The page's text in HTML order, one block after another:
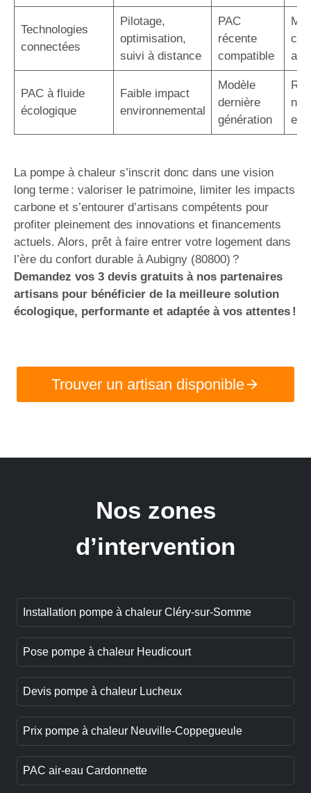
Technologies
connectées
Pilotage,
optimisation,
suivi à distance
PAC
récente
compatible
PAC à fluide
écologique
Faible impact
environnemental
Modèle
dernière
génération
La pompe à chaleur s’inscrit donc dans une vision
long terme : valoriser le patrimoine, limiter les impacts
carbone et s’entourer d’artisans compétents pour
profiter pleinement des innovations et financements
actuels. Alors, prêt à faire entrer votre logement dans
l’ère du confort durable à Aubigny (80800) ?
Demandez vos 3 devis gratuits à nos partenaires
artisans pour bénéficier de la meilleure solution
écologique, performante et adaptée à vos attentes !
Trouver un artisan disponible
Nos zones
d’intervention
Installation pompe à chaleur Cléry-sur-Somme
Pose pompe à chaleur Heudicourt
Devis pompe à chaleur Lucheux
Prix pompe à chaleur Neuville-Coppegueule
PAC air-eau Cardonnette